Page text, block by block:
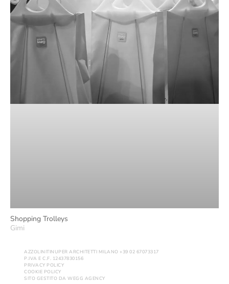
Shopping Trolleys
Gimi
AZZOLINITINUPER ARCHITETTI MILANO +39 02 67073317
P.IVA E C.F. 12437830156
PRIVACY POLICY
COOKIE POLICY
SITO GESTITO DA WEGG AGENCY